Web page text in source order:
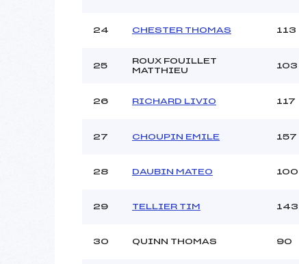
24 CHESTER THOMAS 113
25
ROUX FOUILLET
MATTHIEU
103
26 RICHARD LIVIO 117
27 CHOUPIN EMILE 157
28 DAUBIN MATEO 100
29 TELLIER TIM 143
30 QUINN THOMAS 90